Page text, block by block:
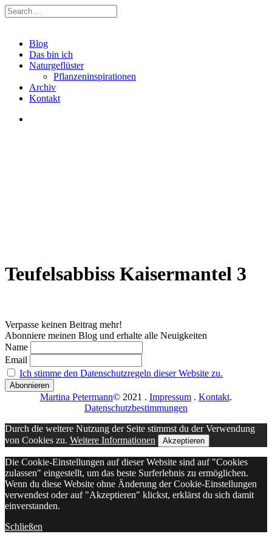
Blog
Das bin ich
Naturgeflüster
Pflanzeninspirationen
Archiv
Kontakt
Teufelsabbiss Kaisermantel 3
Verpasse keinen Beitrag mehr!
Abonniere meinen Blog und erhalte alle Neuigkeiten
Name
Email
Ich stimme den Datenschutzregeln dieser Website zu.
Martina Petermann© 2021 . Impressum . Kontakt.
Datenschutzbestimmungen
Durch die weitere Nutzung der Seite stimmst du der Verwendung
von Cookies zu. Weitere Informationen Akzeptieren
Die Cookie-Einstellungen auf dieser Website sind auf "Cookies
zulassen" eingestellt, um das beste Surferlebnis zu ermöglichen.
Wenn du diese Website ohne Änderung der Cookie-Einstellungen
verwendest oder auf "Akzeptieren" klickst, erklärst du sich damit
einverstanden.
Schließen